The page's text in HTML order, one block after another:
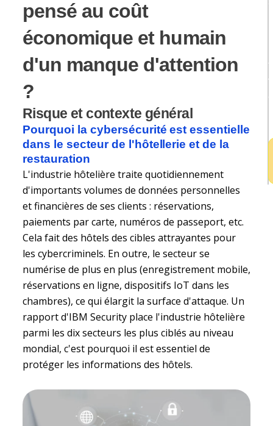
pensé au coût
économique et humain
d'un manque d'attention
?
Risque et contexte général
Pourquoi la cybersécurité est essentielle
dans le secteur de l'hôtellerie et de la
restauration
L'industrie hôtelière traite quotidiennement
d'importants volumes de données personnelles
et financières de ses clients : réservations,
paiements par carte, numéros de passeport, etc.
Cela fait des hôtels des cibles attrayantes pour
les cybercriminels. En outre, le secteur se
numérise de plus en plus (enregistrement mobile,
réservations en ligne, dispositifs IoT dans les
chambres), ce qui élargit la surface d'attaque. Un
rapport d'IBM Security place l'industrie hôtelière
parmi les dix secteurs les plus ciblés au niveau
mondial, c'est pourquoi il est essentiel de
protéger les informations des hôtels.